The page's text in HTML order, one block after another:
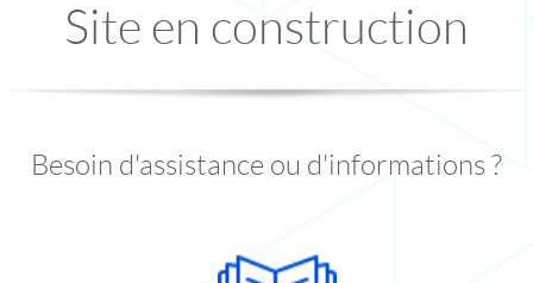
Site en construction
Besoin d'assistance ou d'informations ?